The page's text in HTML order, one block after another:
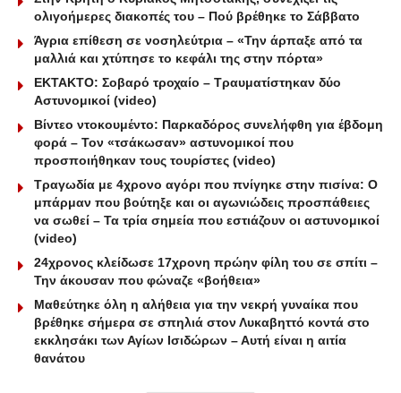
ολιγοήμερες διακοπές του – Πού βρέθηκε το Σάββατο
Άγρια επίθεση σε νοσηλεύτρια – «Την άρπαξε από τα
μαλλιά και χτύπησε το κεφάλι της στην πόρτα»
ΕΚΤΑΚΤΟ: Σοβαρό τροχαίο – Τραυματίστηκαν δύο
Αστυνομικοί (video)
Βίντεο ντοκουμέντο: Παρκαδόρος συνελήφθη για έβδομη
φορά – Τον «τσάκωσαν» αστυνομικοί που
προσποιήθηκαν τους τουρίστες (video)
Τραγωδία με 4χρονο αγόρι που πνίγηκε στην πισίνα: O
μπάρμαν που βούτηξε και οι αγωνιώδεις προσπάθειες
να σωθεί – Τα τρία σημεία που εστιάζουν οι αστυνομικοί
(video)
24χρονος κλείδωσε 17χρονη πρώην φίλη του σε σπίτι –
Την άκουσαν που φώναζε «βοήθεια»
Μαθεύτηκε όλη η αλήθεια για την νεκρή γυναίκα που
βρέθηκε σήμερα σε σπηλιά στον Λυκαβηττό κοντά στο
εκκλησάκι των Αγίων Ισιδώρων – Αυτή είναι η αιτία
θανάτου